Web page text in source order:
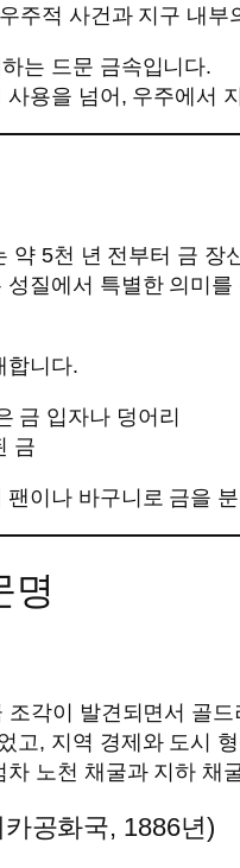
주적 사건과 지구 내부
는 드문 금속입니다.
용을 넘어, 우주에서
5천 년 전부터 금 장
질에서 특별한 의미를
합니다.
금 입자나 덩어리
금
이나 바구니로 금을
명
각이 발견되면서 골
고, 지역 경제와 도시
노천 채굴과 지하 채
공화국, 1886년)